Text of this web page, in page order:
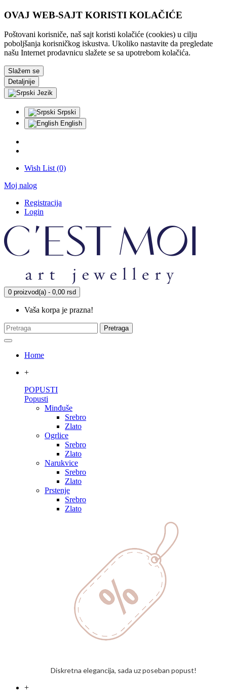
OVAJ WEB-SAJT KORISTI KOLAČIĆE
Poštovani korisniče, naš sajt koristi kolačiće (cookies) u cilju
poboljšanja korisničkog iskustva. Ukoliko nastavite da pregledate
našu Internet prodavnicu slažete se sa upotrebom kolačića.
Slažem se
Detaljnije
Jezik
Srpski
English
Wish List (0)
Moj nalog
Registracija
Login
0 proizvod(a) - 0,00 rsd
Vaša korpa je prazna!
Pretraga
Home
+
POPUSTI
Popusti
Minđuše
Srebro
Zlato
Ogrlice
Srebro
Zlato
Narukvice
Srebro
Zlato
Prstenje
Srebro
Zlato
Diskretna elegancija, sada uz poseban popust!
+